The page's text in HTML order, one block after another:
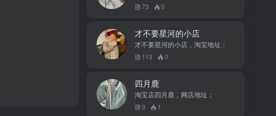
73 0
才不要星河的小店
才不要星河的小店，淘宝地址：
113 0
四月鹿
淘宝店四月鹿，网店地址：
3 1